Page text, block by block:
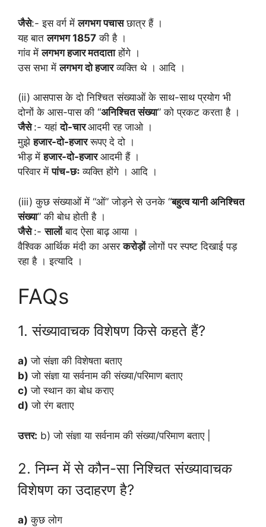
जैसे:- इस वर्ग मेंलगभग पचासछात्र हैं ।
यह बातलगभग 1857 की है ।
गांव मेंलगभग हजार मतदाताहोंगे ।
उस सभा मेंलगभग दो हजारव्यक्ति थे । आदि ।
(ii) आसपास के दो निश्चित संख्याओं के साथ-साथ प्रयोग भी
दोनों के आस-पास की “अनिश्चित संख्या” को प्रकट करता है ।
जैसे:- यहांदो-चारआदमी रह जाओ ।
मुझेहजार-दो-हजाररूपए दे दो ।
भीड़ मेंहजार-दो-हजारआदमी हैं ।
परिवार मेंपांच-छः व्यक्ति होंगे । आदि ।
(iii) कुछ संख्याओं में “ओं” जोड़ने से उनके “बहुत्व यानी अनिश्चित
संख्या” की बोध होती है ।
जैसे:-सालोंबाद ऐसा बाढ़ आया ।
वैश्विक आर्थिक मंदी का असरकरोड़ोंलोगों पर स्पष्ट दिखाई पड़
रहा है । इत्यादि ।
FAQs
1. संख्यावाचक विशेषण किसे कहते हैं?
a) जो संज्ञा की विशेषता बताए
b) जो संज्ञा या सर्वनाम की संख्या/परिमाण बताए
c) जो स्थान का बोध कराए
d) जो रंग बताए
उत्तर: b) जो संज्ञा या सर्वनाम की संख्या/परिमाण बताए |
2. निम्न में से कौन-सा निश्चित संख्यावाचक
विशेषण का उदाहरण है?
a) कुछ लोग